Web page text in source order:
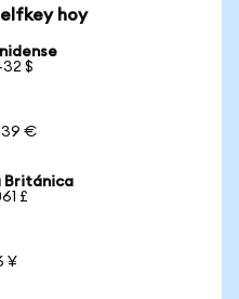
hoy
$
€
Británica
£
¥